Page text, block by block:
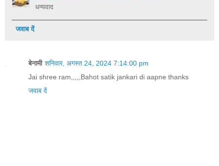
धन्यवाद
जवाब दें
बेनामी शनिवार, अगस्त 24, 2024 7:14:00 pm
Jai shree ram,,,,,Bahot satik jankari di aapne thanks
जवाब दें